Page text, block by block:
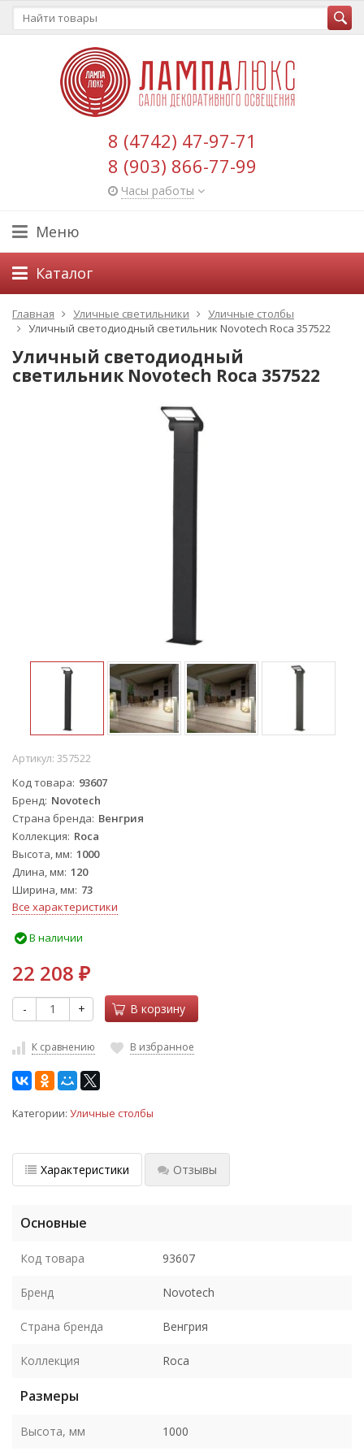
8 (4742) 47-97-71
8 (903) 866-77-99
Часы работы
Меню
Каталог
Главная Уличные светильники
Уличные столбы
Уличный светодиодный светильник Novotech Roca 357522
Уличный светодиодный
светильник Novotech Roca 357522
Артикул: 357522
Код товара 93607
Бренд Novotech
Страна бренда Венгрия
Коллекция Roca
Высота, мм 1000
Длина, мм 120
Ширина, мм 73
Все характеристики
В наличии
22 208 ₽
- + В корзину
К сравнению В избранное
Категории: Уличные столбы
Характеристики Отзывы
Основные
Код товара 93607
Бренд Novotech
Страна бренда Венгрия
Коллекция Roca
Размеры
Высота, мм 1000